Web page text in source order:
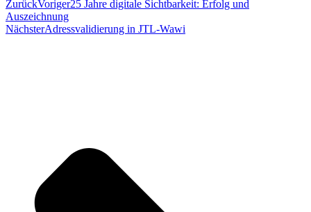
ZurückVoriger25 Jahre digitale Sichtbarkeit: Erfolg und
Auszeichnung
NächsterAdressvalidierung in JTL-Wawi